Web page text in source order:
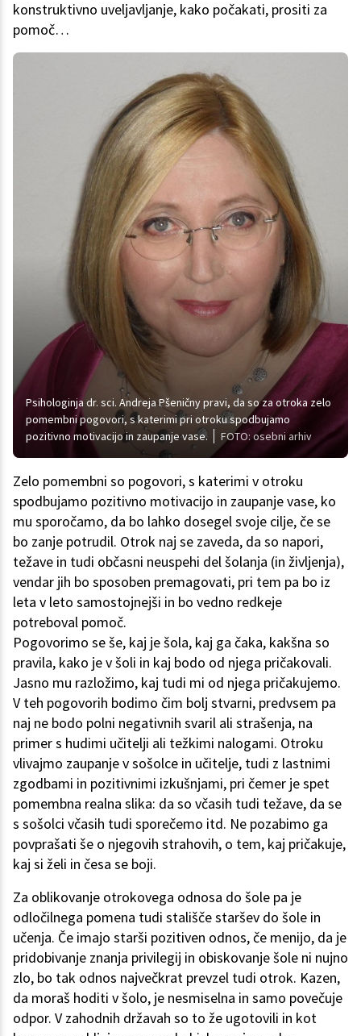
konstruktivno uveljavljanje, kako počakati, prositi za
pomoč…
Psihologinja dr. sci. Andreja Pšeničny pravi, da so za otroka zelo
pomembni pogovori, s katerimi pri otroku spodbujamo
pozitivno motivacijo in zaupanje vase.
FOTO: osebni arhiv
Zelo pomembni so pogovori, s katerimi v otroku
spodbujamo pozitivno motivacijo in zaupanje vase, ko
mu sporočamo, da bo lahko dosegel svoje cilje, če se
bo zanje potrudil. Otrok naj se zaveda, da so napori,
težave in tudi občasni neuspehi del šolanja (in življenja),
vendar jih bo sposoben premagovati, pri tem pa bo iz
leta v leto samostojnejši in bo vedno redkeje
potreboval pomoč.
Pogovorimo se še, kaj je šola, kaj ga čaka, kakšna so
pravila, kako je v šoli in kaj bodo od njega pričakovali.
Jasno mu razložimo, kaj tudi mi od njega pričakujemo.
V teh pogovorih bodimo čim bolj stvarni, predvsem pa
naj ne bodo polni negativnih svaril ali strašenja, na
primer s hudimi učitelji ali težkimi nalogami. Otroku
vlivajmo zaupanje v sošolce in učitelje, tudi z lastnimi
zgodbami in pozitivnimi izkušnjami, pri čemer je spet
pomembna realna slika: da so včasih tudi težave, da se
s sošolci včasih tudi sporečemo itd. Ne pozabimo ga
povprašati še o njegovih strahovih, o tem, kaj pričakuje,
kaj si želi in česa se boji.
Za oblikovanje otrokovega odnosa do šole pa je
odločilnega pomena tudi stališče staršev do šole in
učenja. Če imajo starši pozitiven odnos, če menijo, da je
pridobivanje znanja privilegij in obiskovanje šole ni nujno
zlo, bo tak odnos največkrat prevzel tudi otrok. Kazen,
da moraš hoditi v šolo, je nesmiselna in samo povečuje
odpor. V zahodnih državah so to že ugotovili in kot